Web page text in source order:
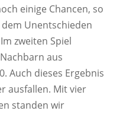
einige Chancen, so
Unentschieden
zweiten Spiel
aus
Auch dieses Ergebnis
ausfallen. Mit vier
standen wir